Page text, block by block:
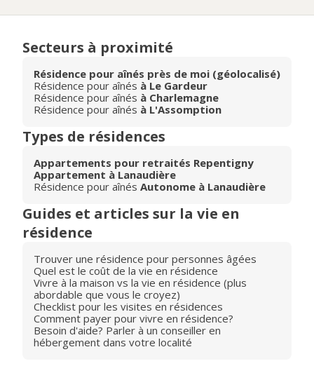
Secteurs à proximité
Résidence pour aînés près de moi (géolocalisé)
Résidence pour aînés à Le Gardeur
Résidence pour aînés à Charlemagne
Résidence pour aînés à L'Assomption
Types de résidences
Appartements pour retraités Repentigny
Appartement à Lanaudière
Résidence pour aînés Autonome à Lanaudière
Guides et articles sur la vie en
résidence
Trouver une résidence pour personnes âgées
Quel est le coût de la vie en résidence
Vivre à la maison vs la vie en résidence (plus
abordable que vous le croyez)
Checklist pour les visites en résidences
Comment payer pour vivre en résidence?
Besoin d'aide? Parler à un conseiller en
hébergement dans votre localité